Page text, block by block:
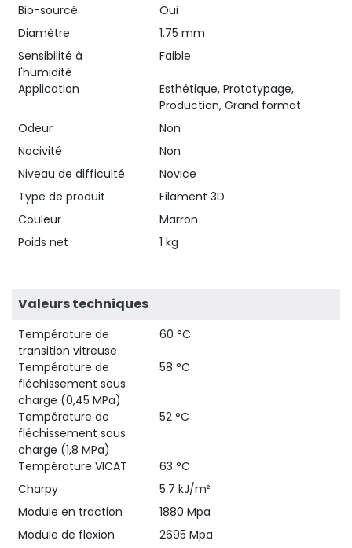
Bio-sourcé
Oui
Diamètre
1.75 mm
Sensibilité à
l'humidité
Faible
Application
Esthétique, Prototypage,
Production, Grand format
Odeur
Non
Nocivité
Non
Niveau de difficulté
Novice
Type de produit
Filament 3D
Couleur
Marron
Poids net
1 kg
Valeurs techniques
Température de
transition vitreuse
60 °C
Température de
fléchissement sous
charge (0,45 MPa)
58 °C
Température de
fléchissement sous
charge (1,8 MPa)
52 °C
Température VICAT
63 °C
Charpy
5.7 kJ/m²
Module en traction
1880 Mpa
Module de flexion
2695 Mpa